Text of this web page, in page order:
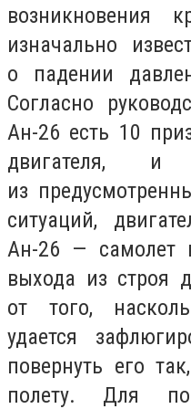
возникновения
изначально
о падении
Согласно
Ан-26 есть 10
двигателя, и
из
ситуаций,
Ан-26 — самолет
выхода из строя
от того,
удается
повернуть его
полету. Для